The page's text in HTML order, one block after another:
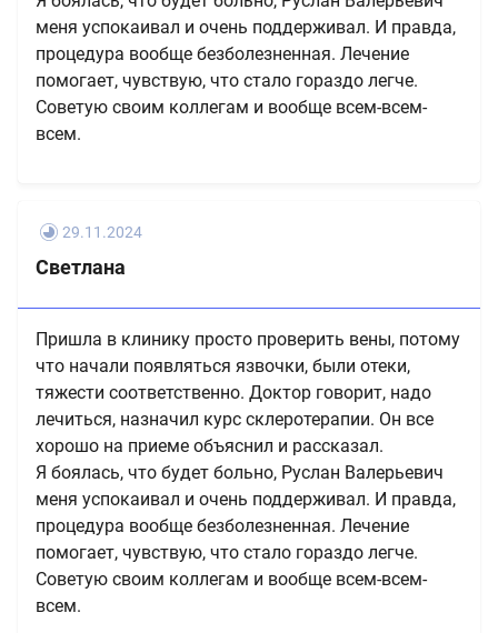
меня успокаивал и очень поддерживал. И правда,
процедура вообще безболезненная. Лечение
помогает, чувствую, что стало гораздо легче.
Советую своим коллегам и вообще всем-всем-
всем.
29.11.2024
Светлана
Пришла в клинику просто проверить вены, потому
что начали появляться язвочки, были отеки,
тяжести соответственно. Доктор говорит, надо
лечиться, назначил курс склеротерапии. Он все
хорошо на приеме объяснил и рассказал.
Я боялась, что будет больно, Руслан Валерьевич
меня успокаивал и очень поддерживал. И правда,
процедура вообще безболезненная. Лечение
помогает, чувствую, что стало гораздо легче.
Советую своим коллегам и вообще всем-всем-
всем.